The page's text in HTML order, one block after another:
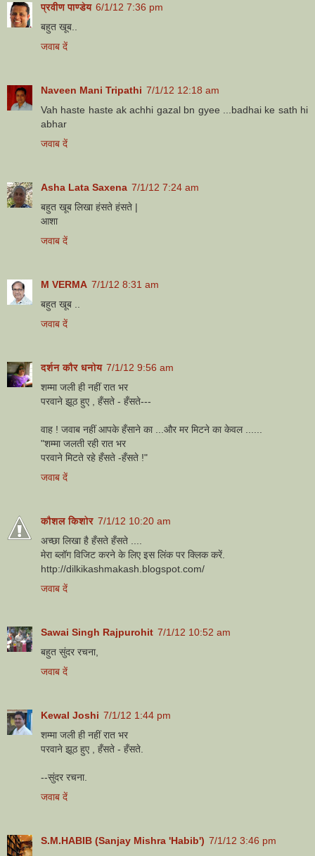
प्रवीण पाण्डेय 6/1/12 7:36 pm
बहुत खूब..
जवाब दें
Naveen Mani Tripathi 7/1/12 12:18 am
Vah haste haste ak achhi gazal bn gyee ...badhai ke sath hi
abhar
जवाब दें
Asha Lata Saxena 7/1/12 7:24 am
बहुत खूब लिखा हंसते हंसते |
आशा
जवाब दें
M VERMA 7/1/12 8:31 am
बहुत खूब ..
जवाब दें
दर्शन कौर धनोय 7/1/12 9:56 am
शम्मा जली ही नहीं रात भर
परवाने झूठ हुए , हँसते - हँसते---
वाह ! जवाब नहीं आपके हँसाने का ...और मर मिटने का केवल ......
"शम्मा जलती रही रात भर
परवाने मिटते रहे हँसते -हँसते !"
जवाब दें
कौशल किशोर 7/1/12 10:20 am
अच्छा लिखा है हँसते हँसते ....
मेरा ब्लॉग विजिट करने के लिए इस लिंक पर क्लिक करें.
http://dilkikashmakash.blogspot.com/
जवाब दें
Sawai Singh Rajpurohit 7/1/12 10:52 am
बहुत सुंदर रचना,
जवाब दें
Kewal Joshi 7/1/12 1:44 pm
शम्मा जली ही नहीं रात भर
परवाने झूठ हुए , हँसते - हँसते.
--सुंदर रचना.
जवाब दें
S.M.HABIB (Sanjay Mishra 'Habib') 7/1/12 3:46 pm